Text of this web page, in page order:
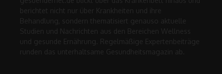
berichtet nicht nur über Krankheiten und ihre
Behandlung, sondern thematisiert genauso aktuelle
Studien und Nachrichten aus den Bereichen Wellness
und gesunde Ernährung. Regelmäßige Expertenbeiträge
runden das unterhaltsame Gesundheitsmagazin ab.